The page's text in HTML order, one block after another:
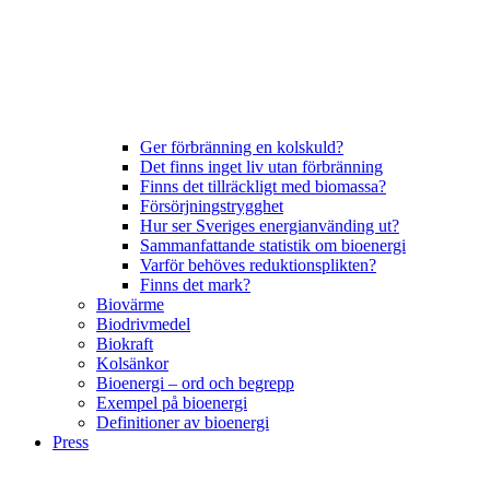
Ger förbränning en kolskuld?
Det finns inget liv utan förbränning
Finns det tillräckligt med biomassa?
Försörjningstrygghet
Hur ser Sveriges energianvänding ut?
Sammanfattande statistik om bioenergi
Varför behöves reduktionsplikten?
Finns det mark?
Biovärme
Biodrivmedel
Biokraft
Kolsänkor
Bioenergi – ord och begrepp
Exempel på bioenergi
Definitioner av bioenergi
Press